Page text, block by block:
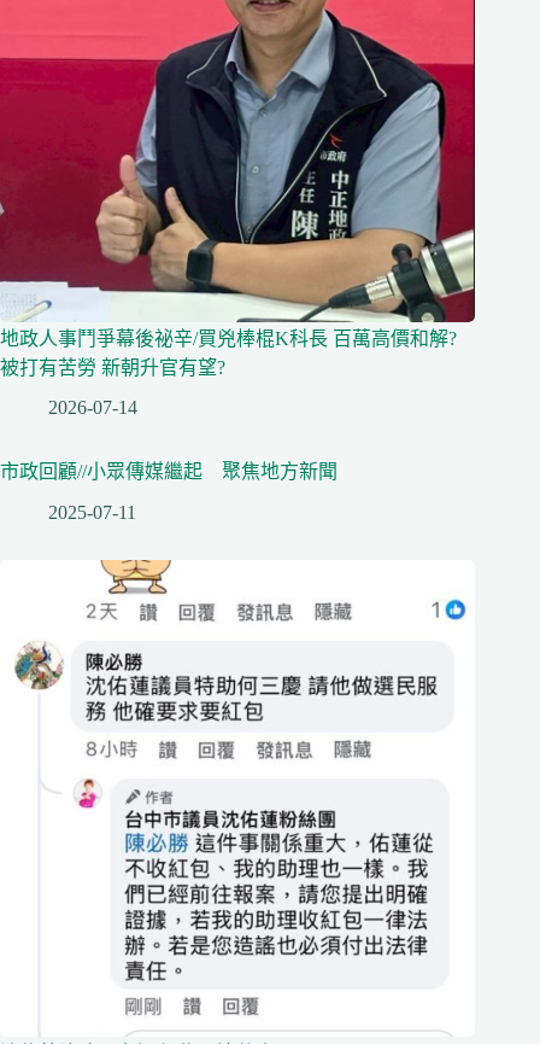
地政人事鬥爭幕後祕辛/買兇棒棍K科長 百萬高價和解?
被打有苦勞 新朝升官有望?
2026-07-14
市政回顧//小眾傳媒繼起 聚焦地方新聞
2025-07-11